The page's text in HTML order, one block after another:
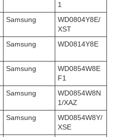
1
Samsung
WD0804Y8E/
XST
Samsung WD0814Y8E
Samsung
WD0854W8E
F1
Samsung
WD0854W8N
1/XAZ
Samsung
WD0854W8Y/
XSE